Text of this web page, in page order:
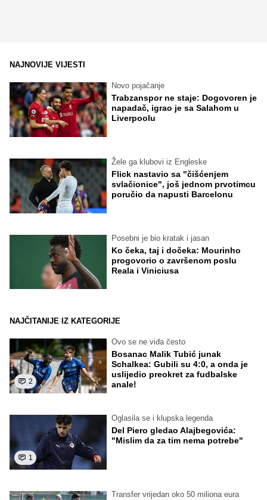
NAJNOVIJE VIJESTI
Novo pojačanje
Trabzanspor ne staje: Dogovoren je
napadač, igrao je sa Salahom u
Liverpoolu
Žele ga klubovi iz Engleske
Flick nastavio sa "čišćenjem
svlačionice", još jednom prvotimcu
poručio da napusti Barcelonu
Posebni je bio kratak i jasan
Ko čeka, taj i dočeka: Mourinho
progovorio o završenom poslu
Reala i Viniciusa
NAJČITANIJE IZ KATEGORIJE
2
Ovo se ne viđa često
Bosanac Malik Tubić junak
Schalkea: Gubili su 4:0, a onda je
uslijedio preokret za fudbalske
anale!
1
Oglasila se i klupska legenda
Del Piero gledao Alajbegovića:
"Mislim da za tim nema potrebe"
Transfer vrijedan oko 50 miliona eura